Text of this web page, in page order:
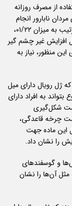
از مصرف روزانه
به مدت ۳ ماه بر روی مردان نابارور انجام
شد. ژل رویال میزان تستوسترون را در این مردان به ترتیب به میزان ۰۱/۲۲،
افزایش غیر چشم گیر
این منظور، نیاز به
که ژل رویال دارای میل
به افراد دارای
شکل‌گیری
چرخه قاعدگی،
این ماده جهت
را نشان داد.
و گوسفندهای
آن‌ها را نشان